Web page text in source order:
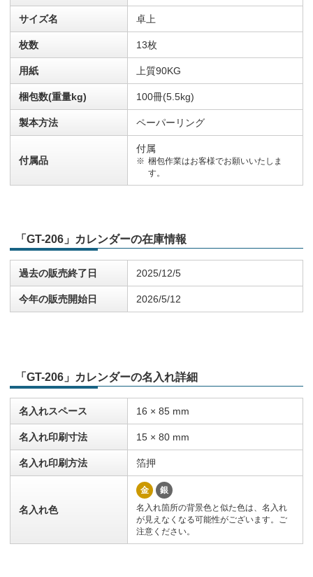
サイズ名 卓上
枚数 13枚
用紙 上質90KG
梱包数(重量kg) 100冊(5.5kg)
製本方法 ペーパーリング
付属品
付属
梱包作業はお客様でお願いいたしま
す。
「GT-206」カレンダーの在庫情報
過去の販売終了日 2025/12/5
今年の販売開始日 2026/5/12
「GT-206」カレンダーの名入れ詳細
名入れスペース 16 × 85 mm
名入れ印刷寸法 15 × 80 mm
名入れ印刷方法 箔押
名入れ色
金
銀
名入れ箇所の背景色と似た色は、名入れ
が見えなくなる可能性がございます。ご
注意ください。